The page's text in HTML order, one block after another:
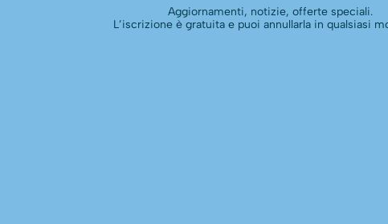
Aggiornamenti, notizie, offerte speciali.
L’iscrizione è gratuita e puoi annullarla in qualsiasi